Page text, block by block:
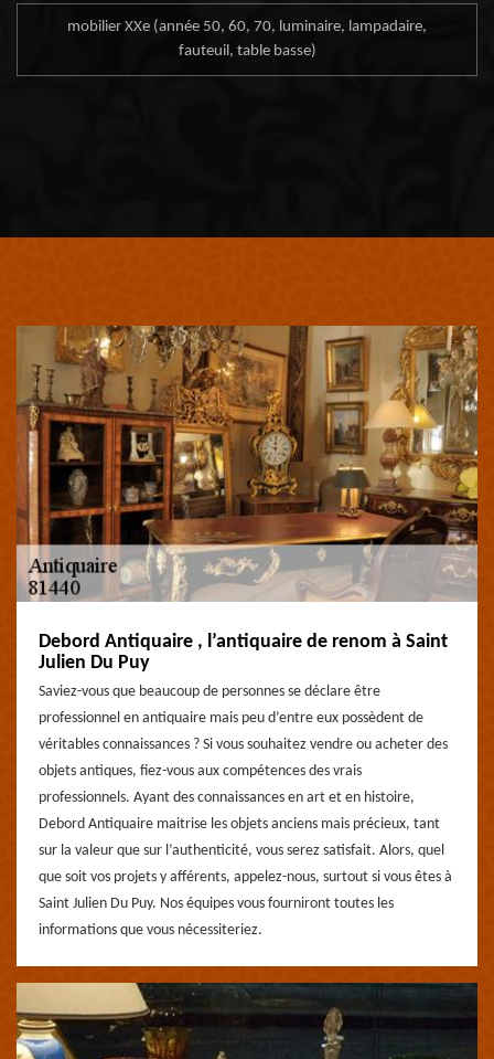
mobilier XXe (année 50, 60, 70, luminaire, lampadaire,
fauteuil, table basse)
Debord Antiquaire , l’antiquaire de renom à Saint
Julien Du Puy
Saviez-vous que beaucoup de personnes se déclare être
professionnel en antiquaire mais peu d’entre eux possèdent de
véritables connaissances ? Si vous souhaitez vendre ou acheter des
objets antiques, fiez-vous aux compétences des vrais
professionnels. Ayant des connaissances en art et en histoire,
Debord Antiquaire maitrise les objets anciens mais précieux, tant
sur la valeur que sur l’authenticité, vous serez satisfait. Alors, quel
que soit vos projets y afférents, appelez-nous, surtout si vous êtes à
Saint Julien Du Puy. Nos équipes vous fourniront toutes les
informations que vous nécessiteriez.